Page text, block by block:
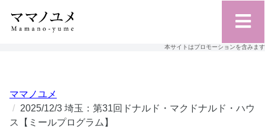
本サイトはプロモーションを含みます
ママノユメ
2025/12/3 埼玉：第31回ドナルド・マクドナルド・ハウ
ス【ミールプログラム】